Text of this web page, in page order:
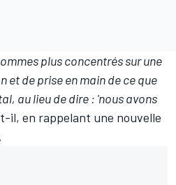
plus concentrés sur une
de prise en main de ce que
au lieu de dire : 'nous avons
il, en rappelant une nouvelle